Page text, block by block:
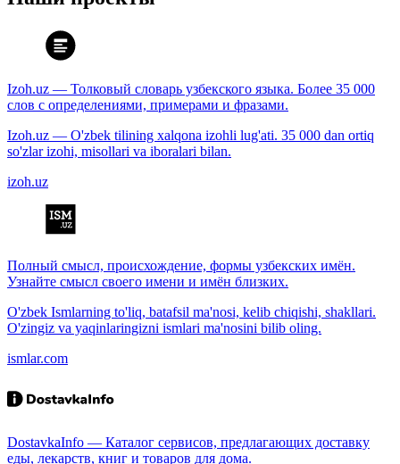
Izoh.uz — Толковый словарь узбекского языка. Более 35 000
слов с определениями, примерами и фразами.
Izoh.uz — O'zbek tilining xalqona izohli lug'ati. 35 000 dan ortiq
so'zlar izohi, misollari va iboralari bilan.
izoh.uz
Полный смысл, происхождение, формы узбекских имён.
Узнайте смысл своего имени и имён близких.
O'zbek Ismlarning to'liq, batafsil ma'nosi, kelib chiqishi, shakllari.
O'zingiz va yaqinlaringizni ismlari ma'nosini bilib oling.
ismlar.com
DostavkaInfo — Каталог сервисов, предлагающих доставку
еды, лекарств, книг и товаров для дома.